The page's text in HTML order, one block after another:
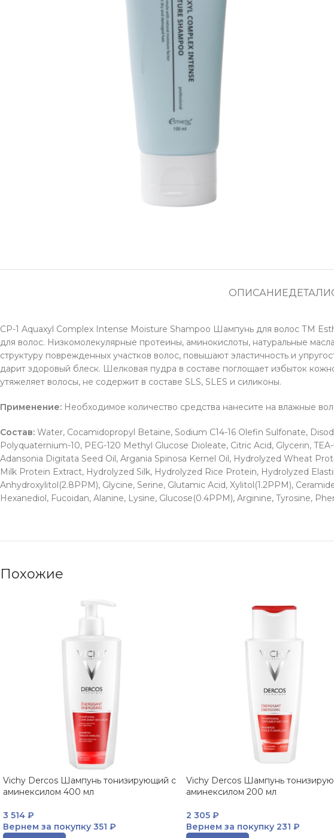
ОПИСАНИЕДЕТАЛИ
CP-1 Aquaxyl Complex Intense Moisture Shampoo Шампунь для волос ТМ
для волос. Низкомолекулярные протеины, аминокислоты, натуральные
структуру поврежденных участков волос, повышают эластичность и
дарит здоровый блеск. Шелковая пудра в составе поглощает избыток
утяжеляет волосы, не содержит в составе SLS, SLES и силиконы.
Применение: Необходимое количество средства нанесите на влажные
Состав: Water, Cocamidopropyl Betaine, Sodium C14-16 Olefin Sulfonate,
Polyquaternium-10, PEG-120 Methyl Glucose Dioleate, Citric Acid, Glycerin,
Adansonia Digitata Seed Oil, Argania Spinosa Kernel Oil, Hydrolyzed Wheat
Milk Protein Extract, Hydrolyzed Silk, Hydrolyzed Rice Protein, Hydrolyzed
Anhydroxylitol(2.8PPM), Glycine, Serine, Glutamic Acid, Xylitol(1.2PPM),
Hexanediol, Fucoidan, Alanine, Lysine, Glucose(0.4PPM), Arginine, Tyrosine,
Похожие
Vichy Dercos Шампунь тонизирующий с
аминексилом 400 мл
3 514 ₽
Вернем за покупку 351 ₽
Vichy Dercos Шампунь
аминексилом 200 мл
2 305 ₽
Вернем за покупку231 ₽